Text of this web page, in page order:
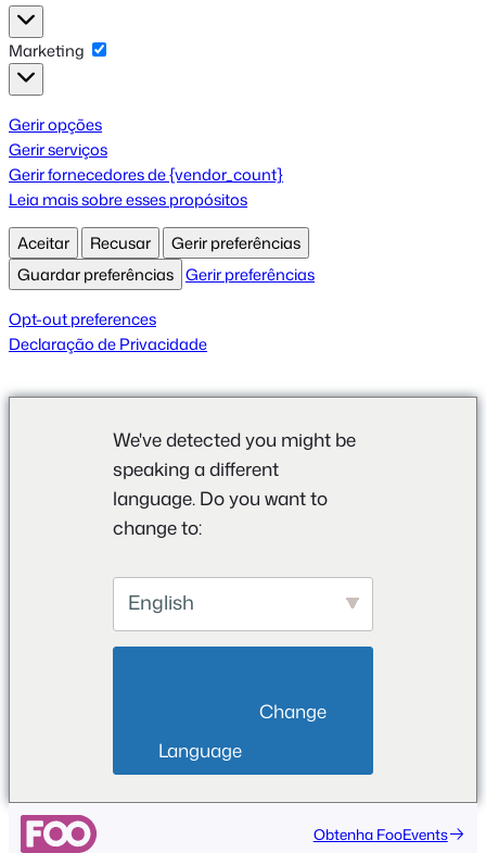
Estatísticas
Marketing
Marketing
Gerir opções
Gerir serviços
Gerir fornecedores de {vendor_count}
Leia mais sobre esses propósitos
Aceitar
Recusar
Gerir preferências
Guardar preferências Gerir preferências
Opt-out preferences
Declaração de Privacidade
We've detected you might be
speaking a different
language. Do you want to
change to:
English
Language
Saltar
para
Obtenha FooEvents